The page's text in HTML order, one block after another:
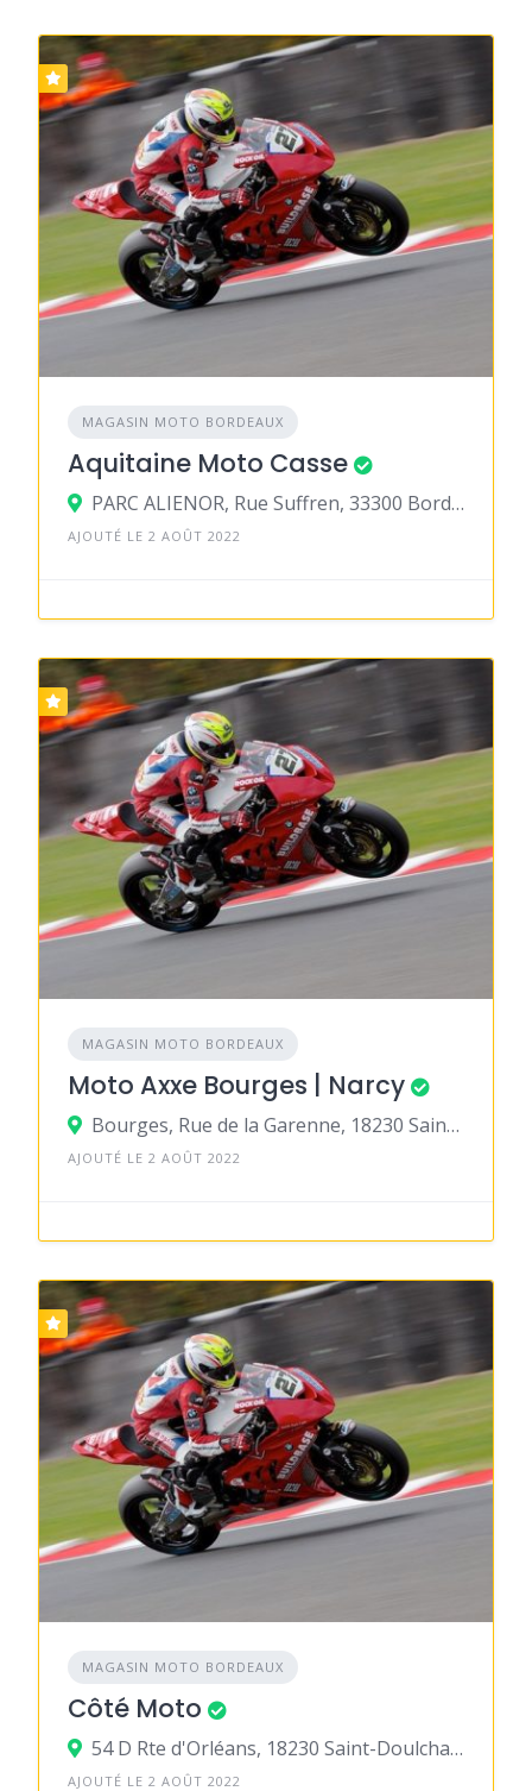
MAGASIN MOTO BORDEAUX
Aquitaine Moto Casse
PARC ALIENOR, Rue Suffren, 33300 Bordeaux
AJOUTÉ LE 2 AOÛT 2022
MAGASIN MOTO BORDEAUX
Moto Axxe Bourges | Narcy
Bourges, Rue de la Garenne, 18230 Saint-Doulchard
AJOUTÉ LE 2 AOÛT 2022
MAGASIN MOTO BORDEAUX
Côté Moto
54 D Rte d'Orléans, 18230 Saint-Doulchard
AJOUTÉ LE 2 AOÛT 2022